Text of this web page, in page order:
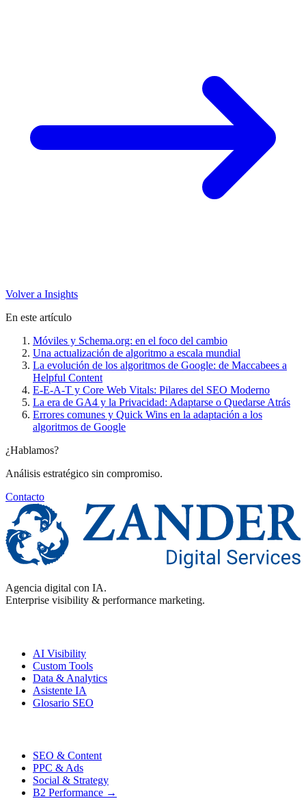
Volver a Insights
En este artículo
Móviles y Schema.org: en el foco del cambio
Una actualización de algoritmo a escala mundial
La evolución de los algoritmos de Google: de Maccabees a
Helpful Content
E-E-A-T y Core Web Vitals: Pilares del SEO Moderno
La era de GA4 y la Privacidad: Adaptarse o Quedarse Atrás
Errores comunes y Quick Wins en la adaptación a los
algoritmos de Google
¿Hablamos?
Análisis estratégico sin compromiso.
Contacto
Agencia digital con IA.
Enterprise visibility & performance marketing.
AI Visibility
Custom Tools
Data & Analytics
Asistente IA
Glosario SEO
SEO & Content
PPC & Ads
Social & Strategy
B2 Performance →